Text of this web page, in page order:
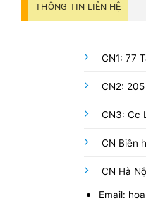
THÔNG TIN LIÊN HỆ
CN1: 77
CN2: 205
CN3: Cc
CN Biên
CN Hà
Email: